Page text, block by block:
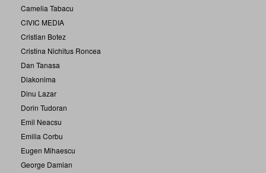
Camelia Tabacu
CIVIC MEDIA
Cristian Botez
Cristina Nichitus Roncea
Dan Tanasa
Diakonima
Dinu Lazar
Dorin Tudoran
Emil Neacsu
Emilia Corbu
Eugen Mihaescu
George Damian